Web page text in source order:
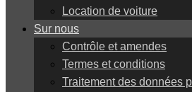
Location de voiture
Sur nous
Contrôle et amendes
Termes et conditions
Traitement des données